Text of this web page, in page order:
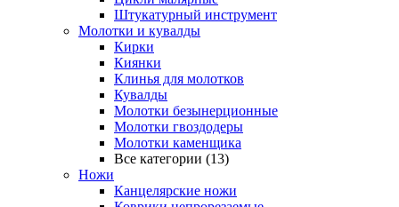
Штукатурный инструмент
Молотки и кувалды
Кирки
Киянки
Клинья для молотков
Кувалды
Молотки безынерционные
Молотки гвоздодеры
Молотки каменщика
Все категории (13)
Ножи
Канцелярские ножи